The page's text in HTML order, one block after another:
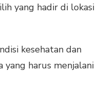
yang hadir di lokasi
kesehatan dan
harus menjalani